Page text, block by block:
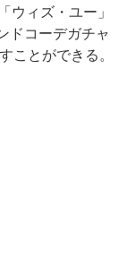
ウィズ・ユー」
ドコーデガチャ
ことができる。